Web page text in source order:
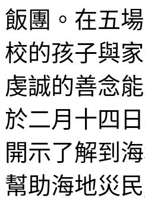
飯團。在五
校的孩子與
虔誠的善念
於二月十四
開示了解到
幫助海地災